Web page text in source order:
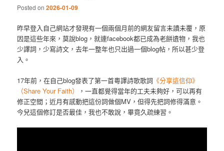
Posted on2026-01-09
昨早登入自己網站才發現有一個兩個月前的網友留言未讀未覆，原
因是這些年來，莫說blog，就連facebook都已成為老餅遺物，我也
少譯詞，少寫詩文，去年一整年也只出過一個blog帖，所以甚少登
入。
17年前，在自己blog發表了第一首粵譯詩歌歌詞 《分享這信仰》
（Share Your Faith）
，一直都覺得當年的工夫未夠好，可以再有
修正空間；近月有感動把這份詞做個MV，但得先把詞修得滿意。
今兒這個修訂是否最佳，我也不敢說，畢竟久疏練習。